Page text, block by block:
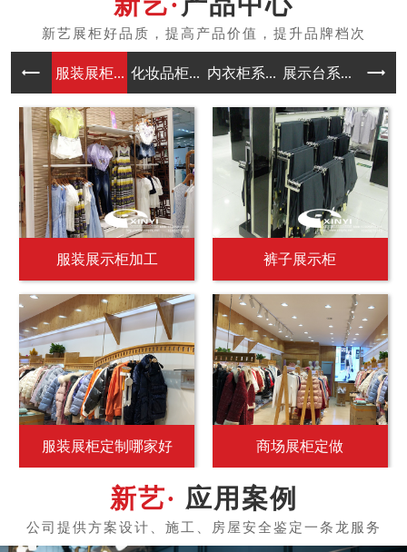
服装展柜... 化妆品柜... 内衣柜系... 展示台系... 中岛
服装展示柜加工 裤子展示柜
服装展柜定制哪家好 商场展柜定做
应用案例